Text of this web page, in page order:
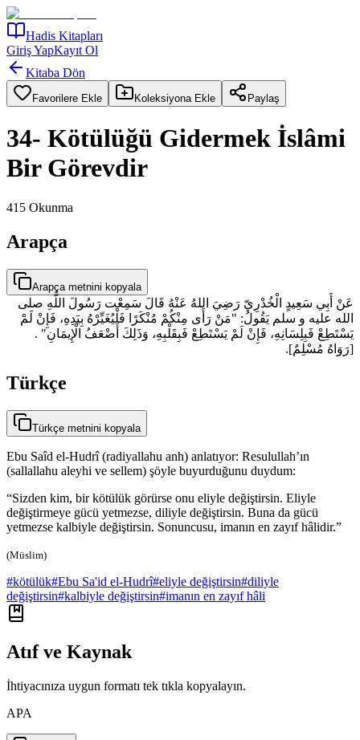
Hadis Kitapları
Giriş YapKayıt Ol
Kitaba Dön
Favorilere Ekle Koleksiyona Ekle Paylaş
34- Kötülüğü Gidermek İslâmi
Bir Görevdir
415 Okunma
Arapça
Arapça metnini kopyala
عَنْ أَبِي سَعِيدٍ الْخُدْرِيّ رَضِيَ اللهُ عَنْهُ قَالَ سَمِعْت رَسُولَ اللَّهِ صلى
الله عليه و سلم يَقُولُ: "مَنْ رَأَى مِنْكُمْ مُنْكَرًا فَلْيُغَيِّرْهُ بِيَدِهِ، فَإِنْ لَمْ
يَسْتَطِعْ فَبِلِسَانِهِ، فَإِنْ لَمْ يَسْتَطِعْ فَبِقَلْبِهِ، وَذَلِكَ أَضْعَفُ الْإِيمَانِ" .
[رَوَاهُ مُسْلِمٌ].
Türkçe
Türkçe metnini kopyala
Ebu Saîd el-Hudrî (radiyallahu anh) anlatıyor: Resulullah’ın
(sallallahu aleyhi ve sellem) şöyle buyurduğunu duydum:
“Sizden kim, bir kötülük görürse onu eliyle değiştirsin. Eliyle
değiştirmeye gücü yetmezse, diliyle değiştirsin. Buna da gücü
yetmezse kalbiyle değiştirsin. Sonuncusu, imanın en zayıf hâlidir.”
(Müslim)
#kötülük#Ebu Sa'id el-Hudrî#eliyle değiştirsin#diliyle
değiştirsin#kalbiyle değiştirsin#imanın en zayıf hâli
Atıf ve Kaynak
İhtiyacınıza uygun formatı tek tıkla kopyalayın.
APA